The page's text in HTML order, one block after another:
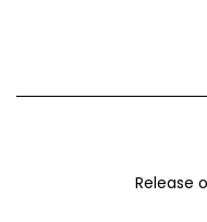
Release